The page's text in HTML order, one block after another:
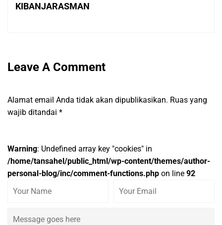
KIBANJARASMAN
Leave A Comment
Alamat email Anda tidak akan dipublikasikan. Ruas yang
wajib ditandai *
Warning: Undefined array key "cookies" in
/home/tansahel/public_html/wp-content/themes/author-
personal-blog/inc/comment-functions.php on line 92